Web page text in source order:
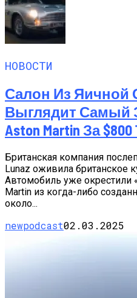
НОВОСТИ
Салон Из Яичной
Выглядит Самый
Aston Martin За
Британская компания
Lunaz оживила британское
Автомобиль уже
Martin из когда-либо
около...
newpodcast02.03.2025